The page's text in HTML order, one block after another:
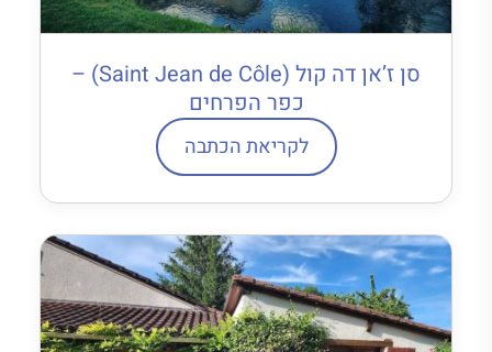
סן ז’אן דה קול (Saint Jean de Côle) –
כפר הפרחים
לקריאת הכתבה